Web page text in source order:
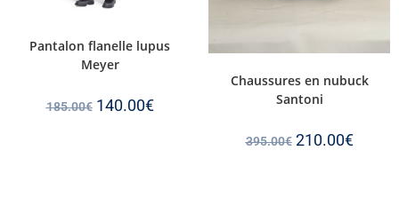
Pantalon flanelle lupus
Meyer
185.00€ 140.00€
Chaussures en nubuck
Santoni
395.00€ 210.00€